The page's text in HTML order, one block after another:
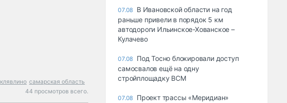
клявлино самарская область
44 просмотров всего.
07.08 В Ивановской области на год
раньше привели в порядок 5 км
автодороги Ильинское-Хованское –
Кулачево
07.08 Под Тосно блокировали доступ
самосвалов ещё на одну
стройплощадку ВСМ
07.08 Проект трассы «Меридиан»